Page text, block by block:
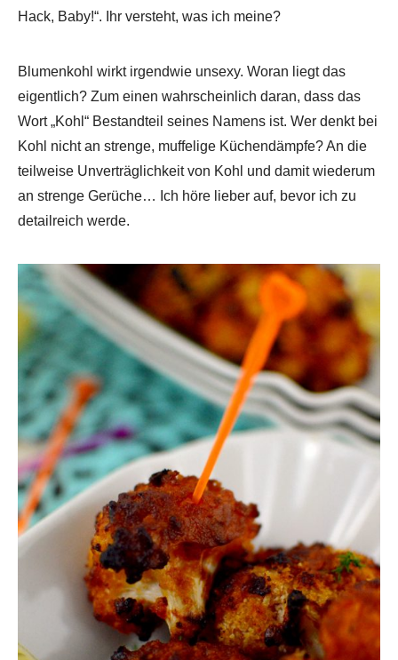
Hack, Baby!“. Ihr versteht, was ich meine?
Blumenkohl wirkt irgendwie unsexy. Woran liegt das
eigentlich? Zum einen wahrscheinlich daran, dass das
Wort „Kohl“ Bestandteil seines Namens ist. Wer denkt bei
Kohl nicht an strenge, muffelige Küchendämpfe? An die
teilweise Unverträglichkeit von Kohl und damit wiederum
an strenge Gerüche… Ich höre lieber auf, bevor ich zu
detailreich werde.